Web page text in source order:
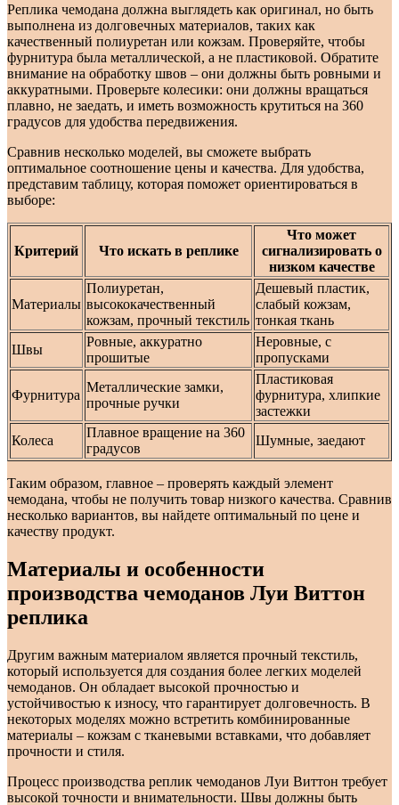
Реплика чемодана должна выглядеть как оригинал, но быть
выполнена из долговечных материалов, таких как
качественный полиуретан или кожзам. Проверяйте, чтобы
фурнитура была металлической, а не пластиковой. Обратите
внимание на обработку швов – они должны быть ровными и
аккуратными. Проверьте колесики: они должны вращаться
плавно, не заедать, и иметь возможность крутиться на 360
градусов для удобства передвижения.
Сравнив несколько моделей, вы сможете выбрать
оптимальное соотношение цены и качества. Для удобства,
представим таблицу, которая поможет ориентироваться в
выборе:
Критерий Что искать в реплике
Что может
сигнализировать о
низком качестве
Материалы
Полиуретан,
высококачественный
кожзам, прочный текстиль
Дешевый пластик,
слабый кожзам,
тонкая ткань
Швы
Ровные, аккуратно
прошитые
Неровные, с
пропусками
Фурнитура
Металлические замки,
прочные ручки
Пластиковая
фурнитура, хлипкие
застежки
Колеса
Плавное вращение на 360
градусов
Шумные, заедают
Таким образом, главное – проверять каждый элемент
чемодана, чтобы не получить товар низкого качества. Сравнив
несколько вариантов, вы найдете оптимальный по цене и
качеству продукт.
Материалы и особенности
производства чемоданов Луи Виттон
реплика
Другим важным материалом является прочный текстиль,
который используется для создания более легких моделей
чемоданов. Он обладает высокой прочностью и
устойчивостью к износу, что гарантирует долговечность. В
некоторых моделях можно встретить комбинированные
материалы – кожзам с тканевыми вставками, что добавляет
прочности и стиля.
Процесс производства реплик чемоданов Луи Виттон требует
высокой точности и внимательности. Швы должны быть